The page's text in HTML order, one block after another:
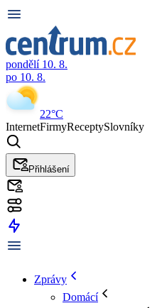
pondělí 10. 8.
po 10. 8.
22°C
InternetFirmyReceptySlovníky
Přihlášení
Zprávy
Domácí